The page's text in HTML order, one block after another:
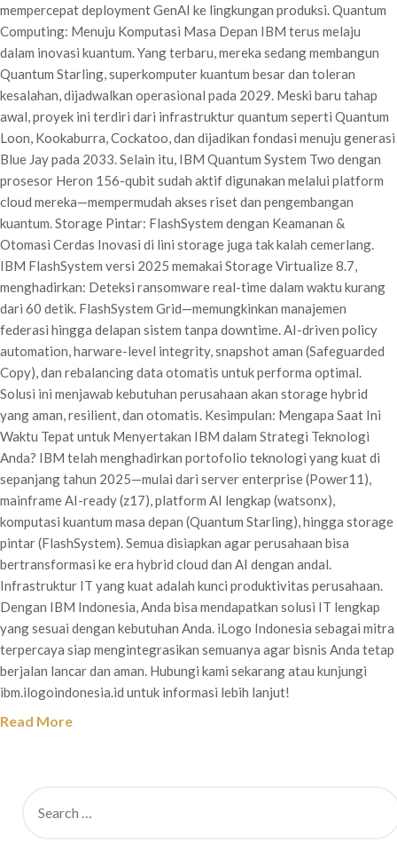
mempercepat deployment GenAI ke lingkungan produksi. Quantum
Computing: Menuju Komputasi Masa Depan IBM terus melaju
dalam inovasi kuantum. Yang terbaru, mereka sedang membangun
Quantum Starling, superkomputer kuantum besar dan toleran
kesalahan, dijadwalkan operasional pada 2029. Meski baru tahap
awal, proyek ini terdiri dari infrastruktur quantum seperti Quantum
Loon, Kookaburra, Cockatoo, dan dijadikan fondasi menuju generasi
Blue Jay pada 2033. Selain itu, IBM Quantum System Two dengan
prosesor Heron 156-qubit sudah aktif digunakan melalui platform
cloud mereka—mempermudah akses riset dan pengembangan
kuantum. Storage Pintar: FlashSystem dengan Keamanan &
Otomasi Cerdas Inovasi di lini storage juga tak kalah cemerlang.
IBM FlashSystem versi 2025 memakai Storage Virtualize 8.7,
menghadirkan: Deteksi ransomware real-time dalam waktu kurang
dari 60 detik. FlashSystem Grid—memungkinkan manajemen
federasi hingga delapan sistem tanpa downtime. AI-driven policy
automation, harware-level integrity, snapshot aman (Safeguarded
Copy), dan rebalancing data otomatis untuk performa optimal.
Solusi ini menjawab kebutuhan perusahaan akan storage hybrid
yang aman, resilient, dan otomatis. Kesimpulan: Mengapa Saat Ini
Waktu Tepat untuk Menyertakan IBM dalam Strategi Teknologi
Anda? IBM telah menghadirkan portofolio teknologi yang kuat di
sepanjang tahun 2025—mulai dari server enterprise (Power11),
mainframe AI-ready (z17), platform AI lengkap (watsonx),
komputasi kuantum masa depan (Quantum Starling), hingga storage
pintar (FlashSystem). Semua disiapkan agar perusahaan bisa
bertransformasi ke era hybrid cloud dan AI dengan andal.
Infrastruktur IT yang kuat adalah kunci produktivitas perusahaan.
Dengan IBM Indonesia, Anda bisa mendapatkan solusi IT lengkap
yang sesuai dengan kebutuhan Anda. iLogo Indonesia sebagai mitra
terpercaya siap mengintegrasikan semuanya agar bisnis Anda tetap
berjalan lancar dan aman. Hubungi kami sekarang atau kunjungi
ibm.ilogoindonesia.id untuk informasi lebih lanjut!
Read More